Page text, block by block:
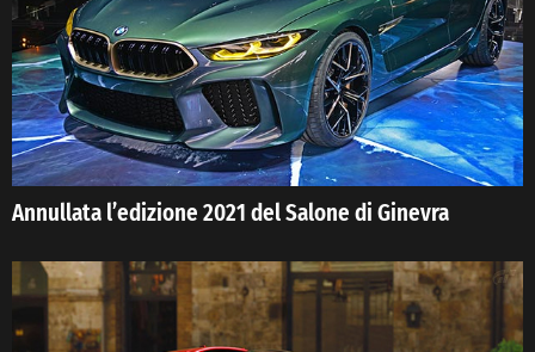
Annullata l’edizione 2021 del Salone di Ginevra